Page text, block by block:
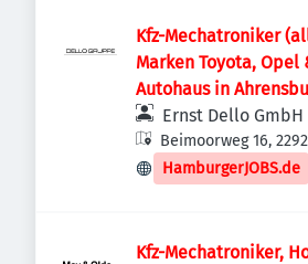
Kfz-Mechatroniker
Marken Toyota, Opel
Autohaus in
Ernst Dello GmbH
Beimoorweg 16,
Deutschland
HamburgerJOBS.de
Kfz-Mechatroniker,